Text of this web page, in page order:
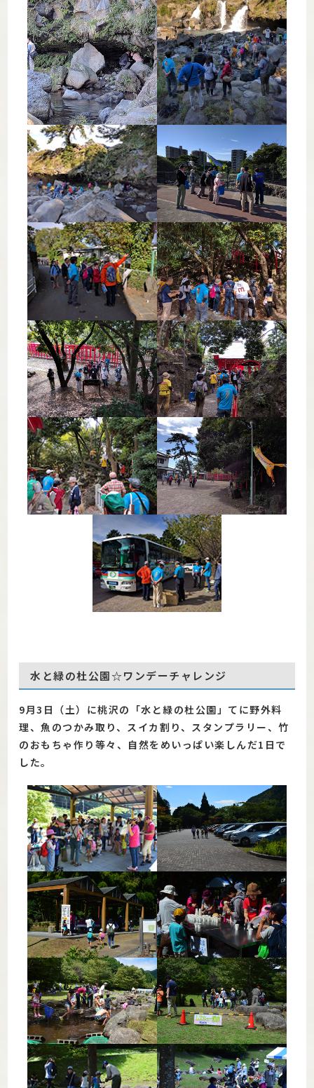
水と緑の杜公園☆ワンデーチャレンジ
9月3日（土）に桃沢の「水と緑の杜公園」てに野外料
理、魚のつかみ取り、スイカ割り、スタンプラリー、竹
のおもちゃ作り等々、自然をめいっぱい楽しんだ1日で
した。